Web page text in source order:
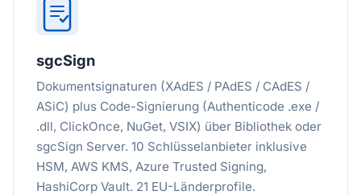
sgcSign
Dokumentsignaturen (XAdES / PAdES / CAdES /
ASiC) plus Code-Signierung (Authenticode .exe /
.dll, ClickOnce, NuGet, VSIX) über Bibliothek oder
sgcSign Server. 10 Schlüsselanbieter inklusive
HSM, AWS KMS, Azure Trusted Signing,
HashiCorp Vault. 21 EU-Länderprofile.